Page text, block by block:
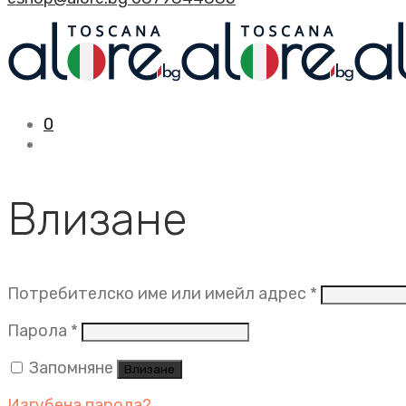
0
Влизане
Потребителско име или имейл адрес *
Парола * Задължително
Запомняне
Влизане